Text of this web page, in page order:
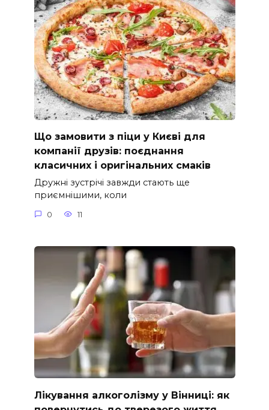
Що замовити з піци у Києві для
компанії друзів: поєднання
класичних і оригінальних смаків
Дружні зустрічі завжди стають ще
приємнішими, коли
0 11
Лікування алкоголізму у Вінниці: як